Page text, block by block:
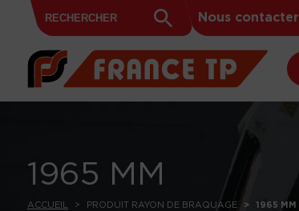
Skip to content
Search
for:
Search
Button
Nous contacter
1965 MM
ACCUEIL PRODUIT RAYON DE BRAQUAGE 1965 MM